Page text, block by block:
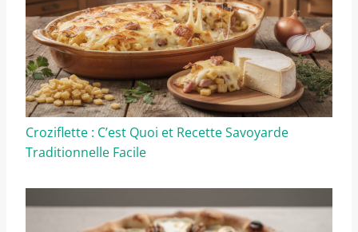
Croziflette : C’est Quoi et Recette Savoyarde
Traditionnelle Facile